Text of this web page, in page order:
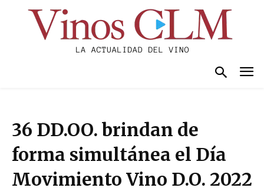
36 DD.OO. brindan de
forma simultánea el Día
Movimiento Vino D.O. 2022